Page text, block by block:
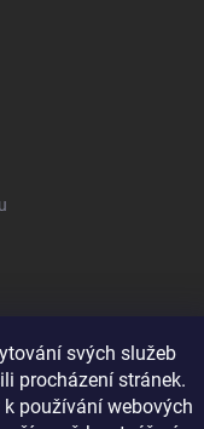
svých služeb
procházení stránek.
používání webových